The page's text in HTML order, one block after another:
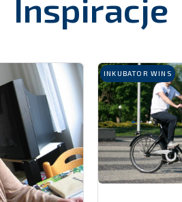
Inspiracje
INKUBATOR WINS